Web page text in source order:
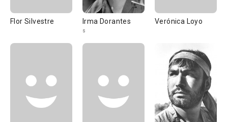
Flor Silvestre Irma Dorantes
s
Verónica Loyo